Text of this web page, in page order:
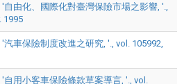
自由化、國際化對臺灣保險市場之影響, '.,
1995
汽車保險制度改進之研究, '., vol. 105992,
自用小客車保險條款草案導言, '., vol.